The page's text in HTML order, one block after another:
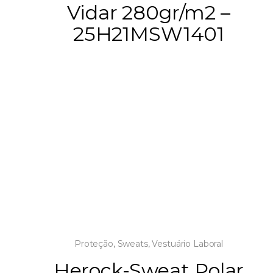
Vidar 280gr/m2 –
25H21MSW1401
Proteção, Sweats,Vestuário Laboral